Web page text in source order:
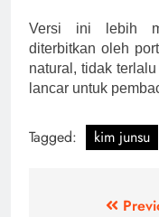
Versi ini lebih
diterbitkan oleh
natural, tidak
lancar untuk
Tagged: kim junsu